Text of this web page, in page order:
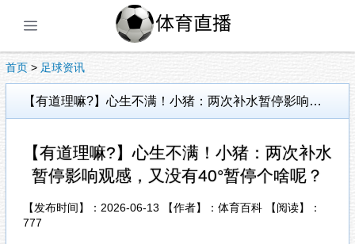
首页 > 足球资讯
【有道理嘛?】心生不满！小猪：两次补水暂停影响观感，又没有40°暂停个啥呢？
【有道理嘛?】心生不满！小猪：两次补水
暂停影响观感，又没有40°暂停个啥呢？
【发布时间】：2026-06-13 【作者】：体育百科 【阅读】：
777